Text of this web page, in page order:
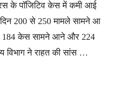
के पॉजिटिव केस में कमी आई
200 से 250 मामले सामने आ
184 केस सामने आने और 224
विभाग ने राहत की सांस …